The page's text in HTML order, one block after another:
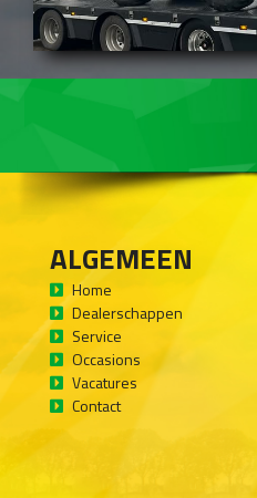
ALGEMEEN
Home
Dealerschappen
Service
Occasions
Vacatures
Contact